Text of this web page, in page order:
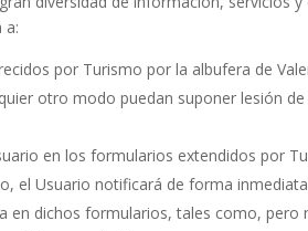
a:
por Turismo por la albufera de
otro modo puedan suponer lesión
en los formularios extendidos por
el Usuario notificará de forma
en dichos formularios, tales como,